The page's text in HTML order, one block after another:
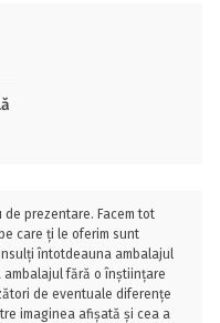
prezentare. Facem tot
care ți le oferim sunt
întotdeauna ambalajul
fără o înștiințare
de eventuale diferențe
imaginea afișată și cea a